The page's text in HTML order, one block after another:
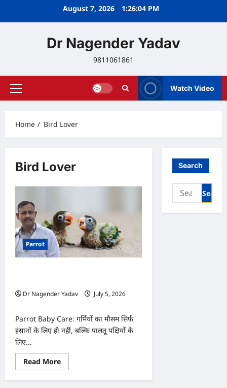
August 7, 2026 1:26:04 PM
Dr Nagender Yadav
9811061861
Primary
Watch Video
Home Bird Lover
Bird Lover
Parrot
Dr Nagender Yadav
July 5, 2026
Parrot Baby Care: गर्मियों का मौसम सिर्फ
इंसानों के लिए ही नहीं, बल्कि पालतू पक्षियों के
लिए...
Read MoreRead
more
Parrot
Search
Search
for: